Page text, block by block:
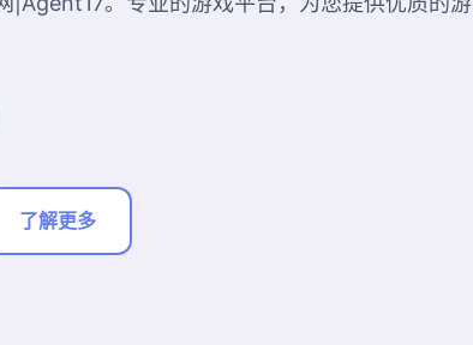
了解更多